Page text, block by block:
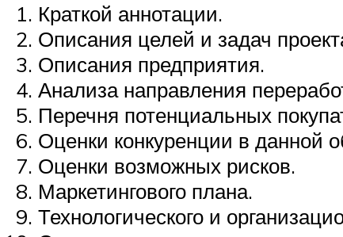
Краткой аннотации.
Описания целей и задач
Описания предприятия.
Анализа направления
Перечня потенциальных
Оценки конкуренции в данной
Оценки возможных рисков.
Маркетингового плана.
Технологического и